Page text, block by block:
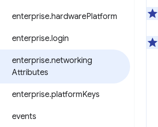
enterprise.hardwarePlatform
enterprise.login
enterprise.networking
Attributes
enterprise.platformKeys
events